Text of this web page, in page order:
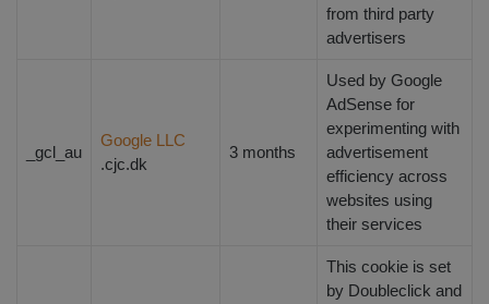
from third party
advertisers
_gcl_au
Google LLC
.cjc.dk
3 months
Used by Google
AdSense for
experimenting with
advertisement
efficiency across
websites using
their services
This cookie is set
by Doubleclick and